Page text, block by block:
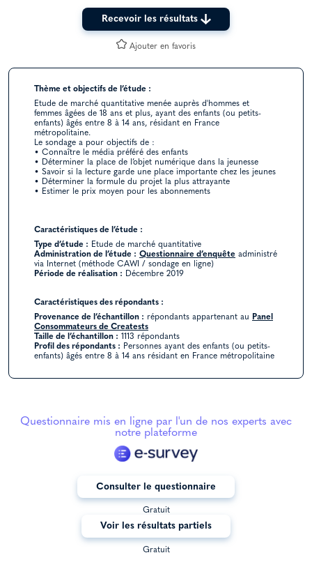
Recevoir les résultats
Ajouter en favoris
Thème et objectifs de l’étude :
Etude de marché quantitative menée auprès d'hommes et
femmes âgées de 18 ans et plus, ayant des enfants (ou petits-
enfants) âgés entre 8 à 14 ans, résidant en France
métropolitaine.
Le sondage a pour objectifs de :
• Connaître le média préféré des enfants
• Déterminer la place de l’objet numérique dans la jeunesse
• Savoir si la lecture garde une place importante chez les jeunes
• Déterminer la formule du projet la plus attrayante
• Estimer le prix moyen pour les abonnements
Caractéristiques de l’étude :
Type d’étude : Etude de marché quantitative
Administration de l’étude : Questionnaire d’enquête administré
via Internet (méthode CAWI / sondage en ligne)
Période de réalisation : Décembre 2019
Caractéristiques des répondants :
Provenance de l’échantillon : répondants appartenant au Panel
Consommateurs de Creatests
Taille de l’échantillon : 1113 répondants
Profil des répondants : Personnes ayant des enfants (ou petits-
enfants) âgés entre 8 à 14 ans résidant en France métropolitaine
Questionnaire mis en ligne par l'un de nos experts avec
notre plateforme
Consulter le questionnaire
Gratuit
Voir les résultats partiels
Gratuit